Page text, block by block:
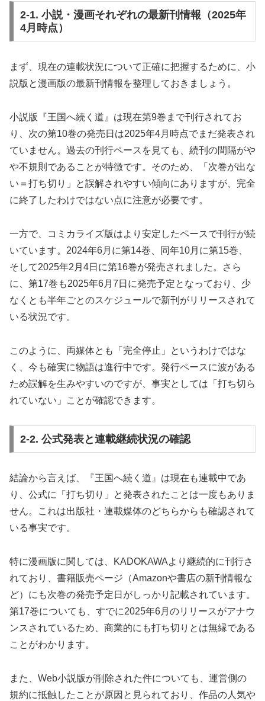
2-1. 小説・漫画それぞれの最新刊情報（2025年
4月時点）
まず、現在の連載状況について正確に把握するために、小
説版と漫画版の最新刊情報を整理しておきましょう。
小説版『王国へ続く道』は現在第9巻まで刊行されてお
り、次の第10巻の発売日は2025年4月時点でまだ発表され
ていません。過去の刊行ペースを見ても、続刊の間隔がや
や不規則であることが特徴です。そのため、「次巻が出な
い＝打ち切り」と誤解されやすい傾向にありますが、完全
に終了したわけではない点に注意が必要です。
一方で、コミカライズ版はより安定したペースで刊行が続
いています。2024年6月に第14巻、同年10月に第15巻、
そして2025年2月4日に第16巻が発売されました。さら
に、第17巻も2025年6月7日に発売予定となっており、少
なくとも半年ごとのスケジュールで新刊がリリースされて
いる状況です。
このように、両媒体とも「完全停止」というわけではな
く、今も確実に物語は進行中です。発行ペースに波がある
ため誤解を生みやすいのですが、事実としては「打ち切ら
れていない」ことが確認できます。
2-2. 公式発表と連載継続状況の確認
結論から言えば、『王国へ続く道』は現在も連載中であ
り、公式に「打ち切り」と発表されたことは一度もありま
せん。これは出版社・連載媒体のどちらからも確認されて
いる事実です。
特に漫画版に関しては、KADOKAWAより継続的に刊行さ
れており、書籍販売ページ（Amazonや書店の新刊情報な
ど）にも次巻の発売予定日がしっかり記載されています。
第17巻についても、すでに2025年6月のリリースがアナウ
ンスされているため、商業的にも打ち切りとは無縁である
ことがわかります。
また、Web小説版が削除された件についても、運営側の
規約に抵触したことが原因と見られており、作品の人気や